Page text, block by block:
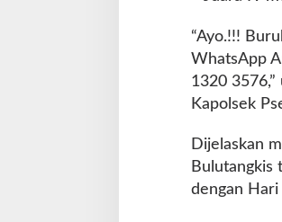
u
r
u
a
S
e
g
“Ayo.!!!
WhatsApp
1320
Kapolsek
Dijelaskan
Bulutangkis
dengan Hari